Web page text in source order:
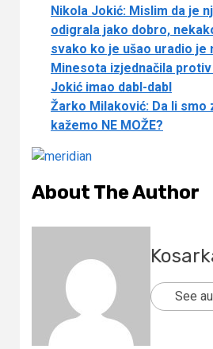
Nikola Jokić: Mislim da je
odigrala jako dobro,
svako ko je ušao uradio je
Minesota izjednačila
Jokić imao dabl-dabl
Žarko Milaković: Da li smo
kažemo NE MOŽE?
About The Author
See